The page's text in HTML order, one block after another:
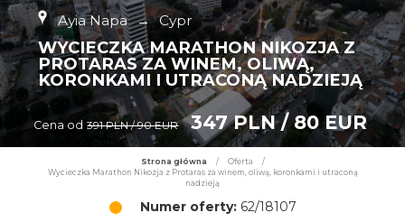
Ayia Napa → Cypr
WYCIECZKA MARATHON NIKOZJA Z
PROTARAS ZA WINEM, OLIWĄ,
KORONKAMI I UTRACONĄ NADZIEJĄ
Cena od 391 PLN / 90 EUR 347 PLN / 80 EUR
Strona główna / Oferta
/
Wycieczka Marathon Nikozja z Protaras za winem, oliwą, koronkami i utraconą
nadzieją
Numer oferty:62/18107